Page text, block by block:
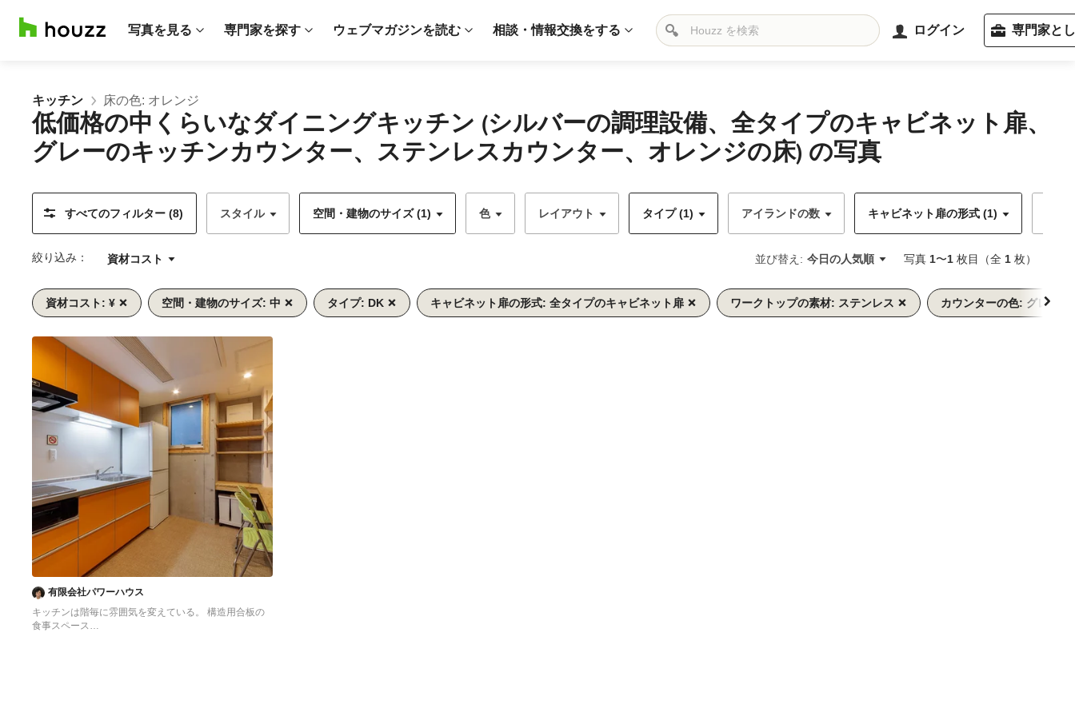
写真を見る 専門家を探す ウェブマガジンを読む 相談・情報交換をする ログイン 専門家と
キッチン 床の色: オレンジ
低価格の中くらいなダイニングキッチン (シルバーの調理設備、全タイプのキャビネット扉、
グレーのキッチンカウンター、ステンレスカウンター、オレンジの床) の写真
すべてのフィルター (8) スタイル 空間・建物のサイズ (1) 色 レイアウト タイプ (1) アイランドの数 キャビネット扉の形式 (1)
絞り込み： 資材コスト 並び替え: 今日の人気順 写真 1〜1 枚目（全 1 枚）
資材コスト: ¥ 空間・建物のサイズ: 中 タイプ: DK キャビネット扉の形式: 全タイプのキャビネット扉 ワークトップの素材: ステンレス
カウンターの色: グレー
へ
へ
有限会社パワーハウス
キッチンは階毎に雰囲気を変えている。 構造用合板の
食事スペース